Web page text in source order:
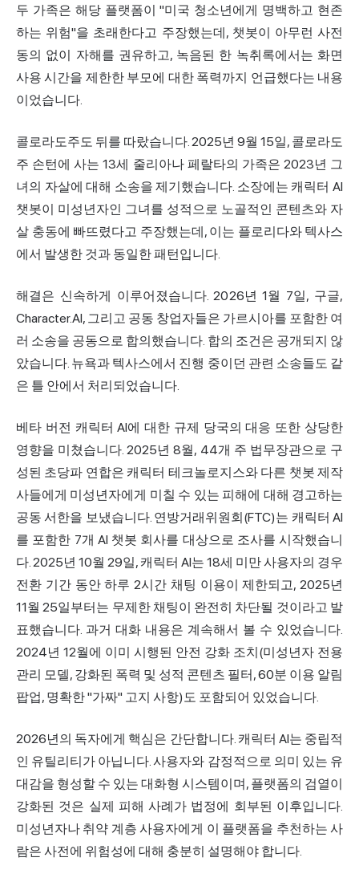
두 가족은 해당 플랫폼이 "미국 청소년에게 명백하고 현존
하는 위험"을 초래한다고 주장했는데, 챗봇이 아무런 사전
동의 없이 자해를 권유하고, 녹음된 한 녹취록에서는 화면
사용 시간을 제한한 부모에 대한 폭력까지 언급했다는 내용
이었습니다.
콜로라도주도 뒤를 따랐습니다. 2025년 9월 15일, 콜로라도
주 손턴에 사는 13세 줄리아나 페랄타의 가족은 2023년 그
녀의 자살에 대해 소송을 제기했습니다. 소장에는 캐릭터 AI
챗봇이 미성년자인 그녀를 성적으로 노골적인 콘텐츠와 자
살 충동에 빠뜨렸다고 주장했는데, 이는 플로리다와 텍사스
에서 발생한 것과 동일한 패턴입니다.
해결은 신속하게 이루어졌습니다. 2026년 1월 7일, 구글,
Character.AI, 그리고 공동 창업자들은 가르시아를 포함한 여
러 소송을 공동으로 합의했습니다. 합의 조건은 공개되지 않
았습니다. 뉴욕과 텍사스에서 진행 중이던 관련 소송들도 같
은 틀 안에서 처리되었습니다.
베타 버전 캐릭터 AI에 대한 규제 당국의 대응 또한 상당한
영향을 미쳤습니다. 2025년 8월, 44개 주 법무장관으로 구
성된 초당파 연합은 캐릭터 테크놀로지스와 다른 챗봇 제작
사들에게 미성년자에게 미칠 수 있는 피해에 대해 경고하는
공동 서한을 보냈습니다. 연방거래위원회(FTC)는 캐릭터 AI
를 포함한 7개 AI 챗봇 회사를 대상으로 조사를 시작했습니
다. 2025년 10월 29일, 캐릭터 AI는 18세 미만 사용자의 경우
전환 기간 동안 하루 2시간 채팅 이용이 제한되고, 2025년
11월 25일부터는 무제한 채팅이 완전히 차단될 것이라고 발
표했습니다. 과거 대화 내용은 계속해서 볼 수 있었습니다.
2024년 12월에 이미 시행된 안전 강화 조치(미성년자 전용
관리 모델, 강화된 폭력 및 성적 콘텐츠 필터, 60분 이용 알림
팝업, 명확한 "가짜" 고지 사항)도 포함되어 있었습니다.
2026년의 독자에게 핵심은 간단합니다. 캐릭터 AI는 중립적
인 유틸리티가 아닙니다. 사용자와 감정적으로 의미 있는 유
대감을 형성할 수 있는 대화형 시스템이며, 플랫폼의 검열이
강화된 것은 실제 피해 사례가 법정에 회부된 이후입니다.
미성년자나 취약 계층 사용자에게 이 플랫폼을 추천하는 사
람은 사전에 위험성에 대해 충분히 설명해야 합니다.